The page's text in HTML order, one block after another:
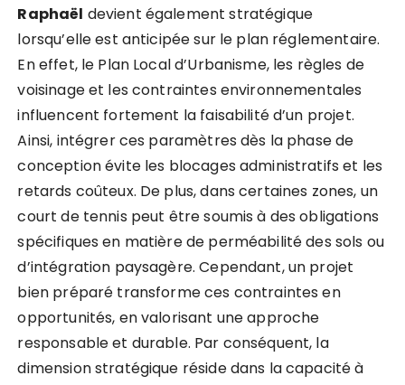
Raphaël devient également stratégique
lorsqu’elle est anticipée sur le plan réglementaire.
En effet, le Plan Local d’Urbanisme, les règles de
voisinage et les contraintes environnementales
influencent fortement la faisabilité d’un projet.
Ainsi, intégrer ces paramètres dès la phase de
conception évite les blocages administratifs et les
retards coûteux. De plus, dans certaines zones, un
court de tennis peut être soumis à des obligations
spécifiques en matière de perméabilité des sols ou
d’intégration paysagère. Cependant, un projet
bien préparé transforme ces contraintes en
opportunités, en valorisant une approche
responsable et durable. Par conséquent, la
dimension stratégique réside dans la capacité à